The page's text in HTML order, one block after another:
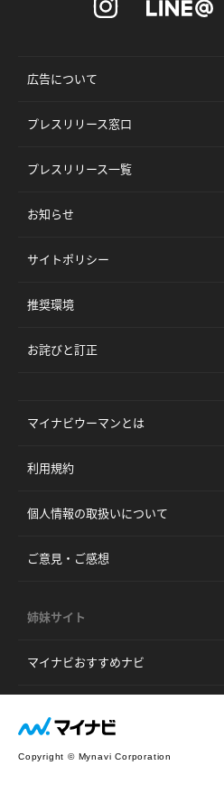
広告について
プレスリリース窓口
プレスリリース一覧
お知らせ
サイトポリシー
推奨環境
お詫びと訂正
マイナビウーマンとは
利用規約
個人情報の取扱いについて
ご意見・ご感想
姉妹サイト
マイナビおすすめナビ
Copyright © Mynavi Corporation